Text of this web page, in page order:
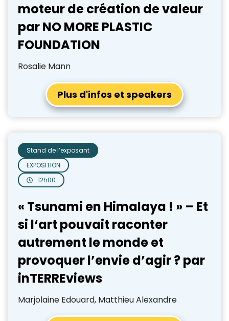
moteur de création de valeur
par NO MORE PLASTIC
FOUNDATION
Rosalie Mann
Plus d'infos et speakers
12h00
EXPOSITION
Stand de l’exposant
« Tsunami en Himalaya ! » – Et
si l‘art pouvait raconter
autrement le monde et
provoquer l’envie d’agir ? par
inTERREviews
Marjolaine Edouard, Matthieu Alexandre